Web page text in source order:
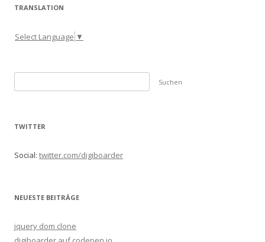
TRANSLATION
Select Language ▼
u
h
n
c
:
TWITTER
Social: twitter.com/digiboarder
NEUESTE BEITRÄGE
jquery dom clone